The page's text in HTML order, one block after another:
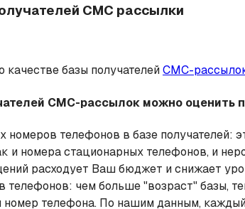
СМС рассылки
качестве базы получателейСМС-
СМС-рассылок можно оценить
номеров телефонов в базе
и номера стационарных телефонов, и
расходует Ваш бюджет и снижает
телефонов: чем больше "возраст" базы,
номер телефона. По нашим данным,